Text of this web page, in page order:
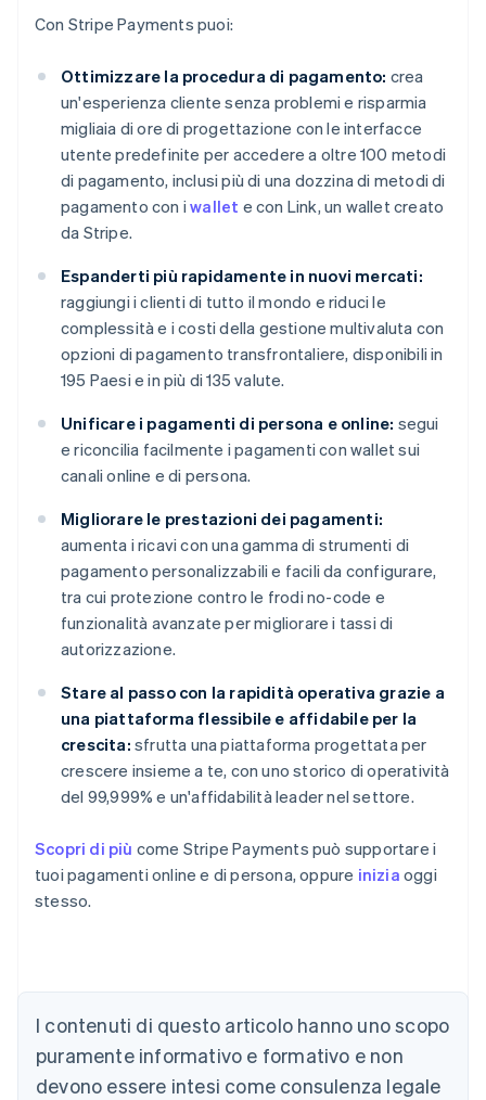
Con Stripe Payments puoi:
Ottimizzare la procedura di pagamento: crea
un'esperienza cliente senza problemi e risparmia
migliaia di ore di progettazione con le interfacce
utente predefinite per accedere a oltre 100 metodi
di pagamento, inclusi più di una dozzina di metodi di
pagamento con iwallet e con Link, un wallet creato
da Stripe.
Espanderti più rapidamente in nuovi mercati:
raggiungi i clienti di tutto il mondo e riduci le
complessità e i costi della gestione multivaluta con
opzioni di pagamento transfrontaliere, disponibili in
195 Paesi e in più di 135 valute.
Unificare i pagamenti di persona e online: segui
e riconcilia facilmente i pagamenti con wallet sui
canali online e di persona.
Migliorare le prestazioni dei pagamenti:
aumenta i ricavi con una gamma di strumenti di
pagamento personalizzabili e facili da configurare,
tra cui protezione contro le frodi no-code e
funzionalità avanzate per migliorare i tassi di
autorizzazione.
Stare al passo con la rapidità operativa grazie a
una piattaforma flessibile e affidabile per la
crescita: sfrutta una piattaforma progettata per
crescere insieme a te, con uno storico di operatività
del 99,999% e un'affidabilità leader nel settore.
Scopri di più come Stripe Payments può supportare i
tuoi pagamenti online e di persona, oppure inizia oggi
stesso.
I contenuti di questo articolo hanno uno scopo
puramente informativo e formativo e non
devono essere intesi come consulenza legale
English
Austria
Deutsch English
Belgio
NederlandsFrançaisDeutschEnglish